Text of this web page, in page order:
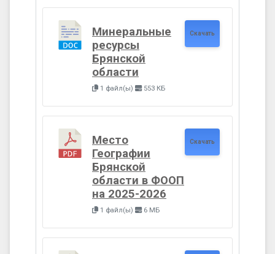
Минеральные
ресурсы
Брянской
области
1 файл(ы) 553 КБ
Скачать
Место
Географии
Брянской
области в ФООП
на 2025-2026
1 файл(ы) 6 МБ
Скачать